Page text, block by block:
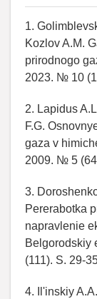
1.
Kozlov A.M.
prirodnogo
2023. № 10
2. Lapidus
F.G.
gaza v
2009. № 5
3.
Pererabotka
napravlenie
Belgorodskiy
(111). S. 29-
4. Il'inskiy